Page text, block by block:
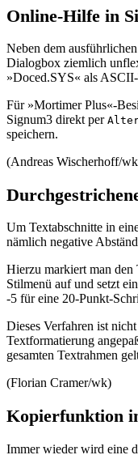
Online-Hilfe in
Neben dem
Dialogbox ziemlich
»Doced.SYS« als
Für »Mortimer Plus«-
Signum3 direkt per
speichern.
(Andreas Wischerhoff/
Um Textabschnitte in
nämlich negative
Hierzu markiert man
Stilmenü auf und setzt
-5 für eine 20-Punkt-
Dieses Verfahren ist
Textformatierung
gesamten Textrahmen
(Florian Cramer/wk)
Kopierfunktion
Immer wieder wird eine